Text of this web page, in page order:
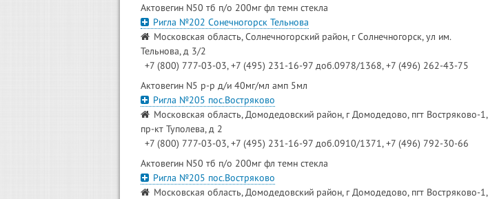
Актовегин N50 тб п/о 200мг фл темн стекла
Ригла №202 Сонечногорск Тельнова
Московская область, Солнечногорский район, г Солнечногорск, ул им.
Тельнова, д 3/2
+7 (800) 777-03-03, +7 (495) 231-16-97 доб.0978/1368, +7 (496) 262-43-75
Актовегин N5 р-р д/и 40мг/мл амп 5мл
Ригла №205 пос.Востряково
Московская область, Домодедовский район, г Домодедово, пгт Востряково-1,
пр-кт Туполева, д 2
+7 (800) 777-03-03, +7 (495) 231-16-97 доб.0910/1371, +7 (496) 792-30-66
Актовегин N50 тб п/о 200мг фл темн стекла
Ригла №205 пос.Востряково
Московская область, Домодедовский район, г Домодедово, пгт Востряково-1,